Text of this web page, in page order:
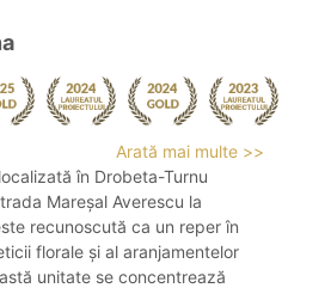
Arată mai multe >>
în Drobeta-Turnu
Mareșal Averescu la
recunoscută ca un reper în
florale și al aranjamentelor
unitate se concentrează